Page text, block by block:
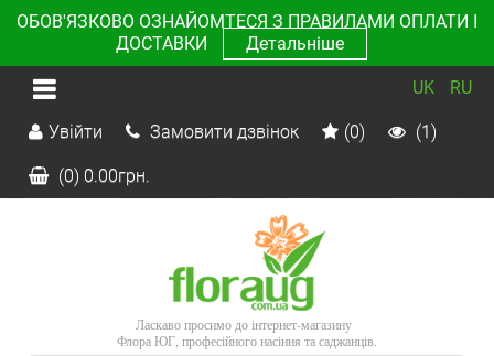
ОБОВ'ЯЗКОВО ОЗНАЙОМТЕСЯ З ПРАВИЛАМИ ОПЛАТИ І
ДОСТАВКИ
Детальніше
UK RU
Увійти Замовити дзвінок (0) (1)
(0) 0.00грн.
Ласкаво просимо до інтернет-магазину
Флора ЮГ, професійного насіння та саджанців.